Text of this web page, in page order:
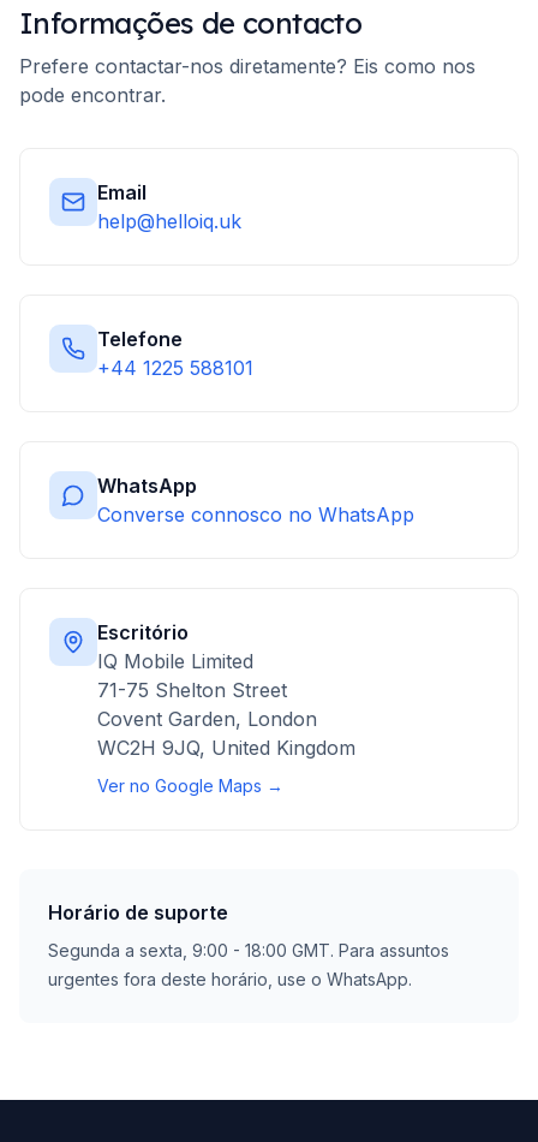
Informações de contacto
Prefere contactar-nos diretamente? Eis como nos
pode encontrar.
Email
help@helloiq.uk
Telefone
+44 1225 588101
WhatsApp
Converse connosco no WhatsApp
Escritório
IQ Mobile Limited
71-75 Shelton Street
Covent Garden, London
WC2H 9JQ, United Kingdom
Ver no Google Maps →
Horário de suporte
Segunda a sexta, 9:00 - 18:00 GMT. Para assuntos
urgentes fora deste horário, use o WhatsApp.